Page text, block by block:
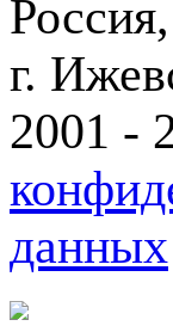
г.
2001 -
данных